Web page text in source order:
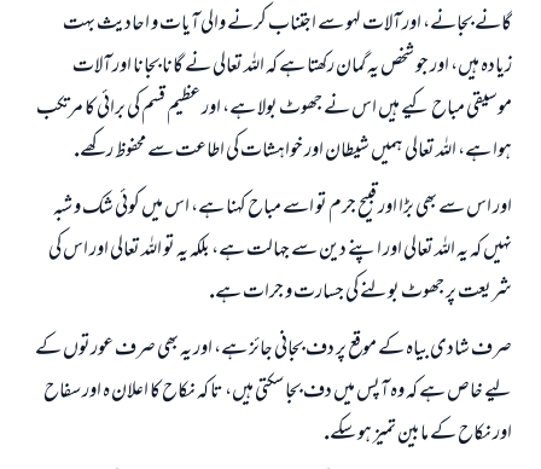
گانے بجانے، اور آلات لہو سے اجتناب كرنے والى آيات و احاديث بہت
زيادہ ہيں، اور جو شخص يہ گمان ركھتا ہے كہ اللہ تعالى نے گانا بجانا اور آلات
موسيقى مباح كيے ہيں اس نے جھوٹ بولا ہے، اور عظيم قسم كى برائى كا مرتكب
ہوا ہے، اللہ تعالى ہميں شيطان اور خواہشات كى اطاعت سے محفوظ ركھے.
اور اس سے بھى بڑا اور قبيح جرم تو اسے مباح كہنا ہے، اس ميں كوئى شك و شبہ
نہيں كہ يہ اللہ تعالى اور اپنے دين سے جہالت ہے، بلكہ يہ تو اللہ تعالى اور اس كى
شريعت پر جھوٹ بولنے كى جسارت و جرات ہے.
صرف شادى بياہ كے موقع پر دف بجانى جائز ہے، اور يہ بھى صرف عورتوں كے
ليے خاص ہے كہ وہ آپس ميں دف بجا سكتى ہيں، تا كہ نكاح كا اعلان ہ اور سفاح
اور نكاح كے مابين تميز ہو سكے.